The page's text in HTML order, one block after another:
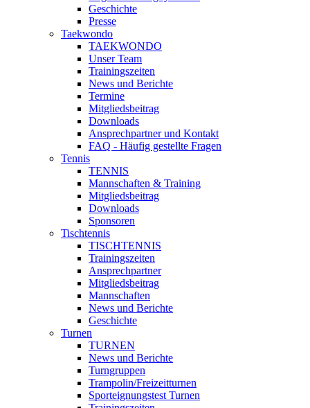
Geschichte
Presse
Taekwondo
TAEKWONDO
Unser Team
Trainingszeiten
News und Berichte
Termine
Mitgliedsbeitrag
Downloads
Ansprechpartner und Kontakt
FAQ - Häufig gestellte Fragen
Tennis
TENNIS
Mannschaften & Training
Mitgliedsbeitrag
Downloads
Sponsoren
Tischtennis
TISCHTENNIS
Trainingszeiten
Ansprechpartner
Mitgliedsbeitrag
Mannschaften
News und Berichte
Geschichte
Turnen
TURNEN
News und Berichte
Turngruppen
Trampolin/Freizeitturnen
Sporteignungstest Turnen